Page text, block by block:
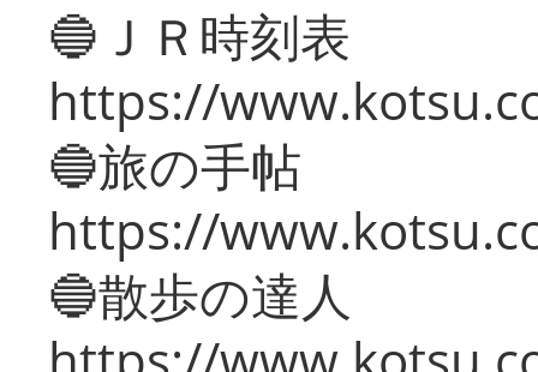
🔵ＪＲ時刻表
https://
🔵旅の手帖
https://
🔵散歩の達人